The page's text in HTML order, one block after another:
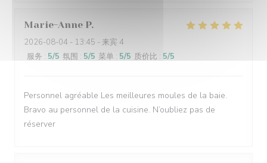
Marie-Anne P
2026-08-04 - 13:45 - 来宾 4
服务 : 5/5 氛围 : 5/5 菜单 : 5/5 质价比 : 5/5
Personnel agréable Les meilleures moules de la baie.
Bravo au personnel de la cuisine. N’oubliez pas de
réserver